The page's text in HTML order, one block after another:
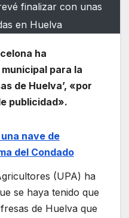
finalizar con unas
en Huelva
ha
para la
de Huelva’, «por
publicidad».
nave de
del Condado
(UPA) ha
se haya tenido que
de Huelva que